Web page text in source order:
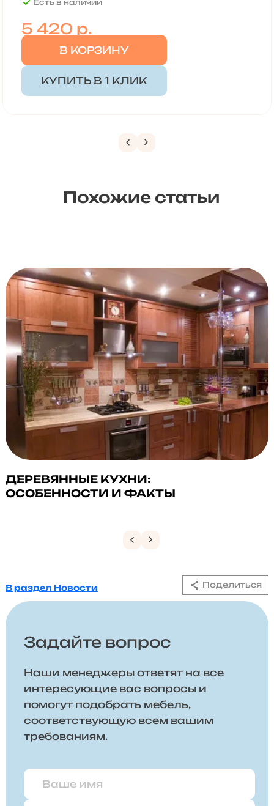
Есть в наличии
5 420р.
В КОРЗИНУ
КУПИТЬ В 1 КЛИК
Похожие статьи
ДЕРЕВЯННЫЕ КУХНИ:
ОСОБЕННОСТИ И ФАКТЫ
В раздел Новости Поделиться
Задайте вопрос
Наши менеджеры ответят на все
интересующие вас вопросы и
помогут подобрать мебель,
соответствующую всем вашим
требованиям.